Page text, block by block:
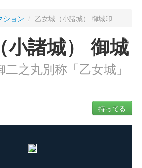
ション / 乙女城（小諸城） 御城印
小諸城） 御城
之丸別称「乙女城」
持ってる